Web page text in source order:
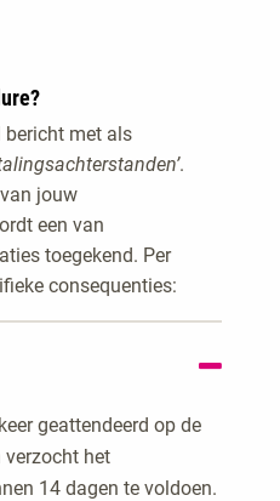
met als
.
jouw
een van
toegekend. Per
consequenties:
geattendeerd op de
het
14 dagen te voldoen.